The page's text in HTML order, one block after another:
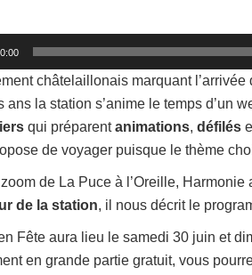
châtelaillonais marquant l’arrivée
ans la station s’anime le temps d’un
qui préparentanimations, défilés
de voyager puisque le thème
de La Puce à l’Oreille, Harmonie
de la station, il nous décrit le
Fête aura lieu le samedi 30 juin et
en grande partie gratuit, vous